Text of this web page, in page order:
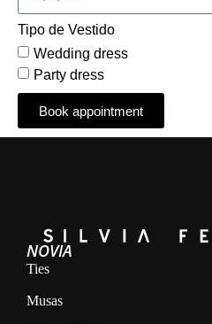
Tipo de Vestido
Wedding dress
Party dress
Book appointment
Alternative:
NOVIA
Ties
Musas